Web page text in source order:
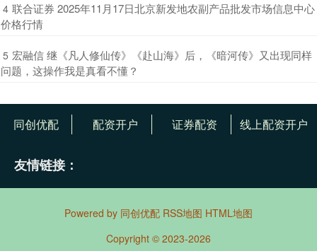
4 ​联合证券 2025年11月17日北京新发地农副产品批发市场信息中心
价格行情
5 ​宏融信 继《凡人修仙传》《赴山海》后，《暗河传》又出现同样
问题，这操作我是真看不懂？
同创优配 配资开户 证券配资 线上配资开户
友情链接：
Powered by 同创优配 RSS地图 HTML地图
Copyright © 2023-2026